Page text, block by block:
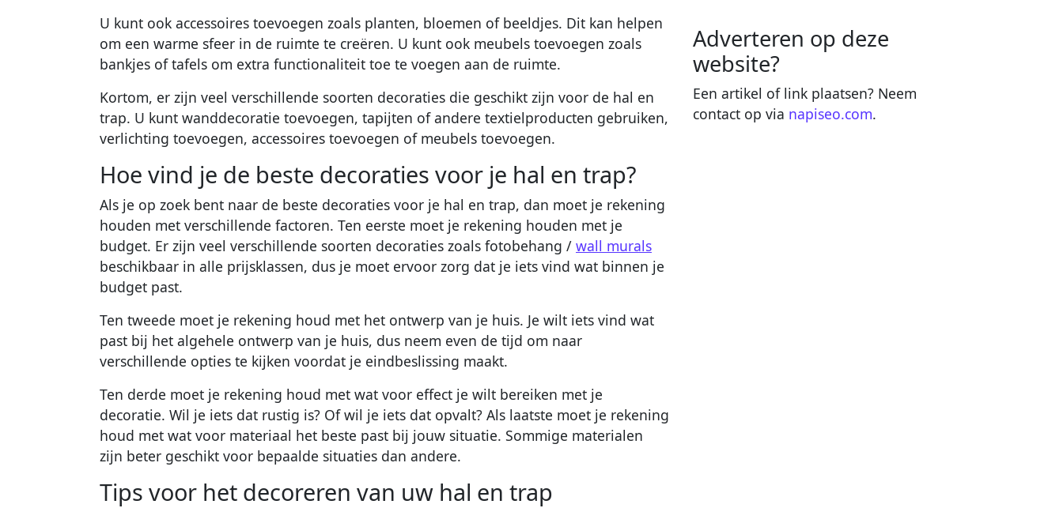
U kunt ook accessoires toevoegen zoals planten, bloemen of beeldjes. Dit kan helpen
om een warme sfeer in de ruimte te creëren. U kunt ook meubels toevoegen zoals
bankjes of tafels om extra functionaliteit toe te voegen aan de ruimte.
Kortom, er zijn veel verschillende soorten decoraties die geschikt zijn voor de hal en
trap. U kunt wanddecoratie toevoegen, tapijten of andere textielproducten gebruiken,
verlichting toevoegen, accessoires toevoegen of meubels toevoegen.
Hoe vind je de beste decoraties voor je hal en trap?
Als je op zoek bent naar de beste decoraties voor je hal en trap, dan moet je rekening
houden met verschillende factoren. Ten eerste moet je rekening houden met je
budget. Er zijn veel verschillende soorten decoraties zoals fotobehang / wall murals
beschikbaar in alle prijsklassen, dus je moet ervoor zorg dat je iets vind wat binnen je
budget past.
Ten tweede moet je rekening houd met het ontwerp van je huis. Je wilt iets vind wat
past bij het algehele ontwerp van je huis, dus neem even de tijd om naar
verschillende opties te kijken voordat je eindbeslissing maakt.
Ten derde moet je rekening houd met wat voor effect je wilt bereiken met je
decoratie. Wil je iets dat rustig is? Of wil je iets dat opvalt? Als laatste moet je rekening
houd met wat voor materiaal het beste past bij jouw situatie. Sommige materialen
zijn beter geschikt voor bepaalde situaties dan andere.
Tips voor het decoreren van uw hal en trap
Adverteren op deze
website?
Een artikel of link plaatsen? Neem
contact op via napiseo.com.